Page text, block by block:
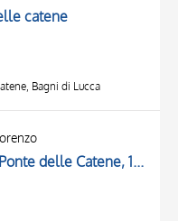
catene
Bagni di Lucca
- Fornoli, Ponte delle Catene, 1839, particolare dell'architrave, - Fornoli, Ponte delle Catene, 1839, particolare dell'architrave